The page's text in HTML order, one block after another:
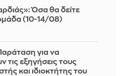
Όσα θα δείτε
(10-14/08)
για να
τις εξηγήσεις τους
και ιδιοκτήτης του